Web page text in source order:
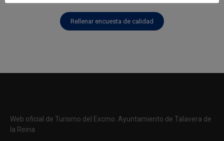
Rellenar encuesta de calidad
Web oficial de Turismo del Excmo. Ayuntamiento de Talavera de
la Reina